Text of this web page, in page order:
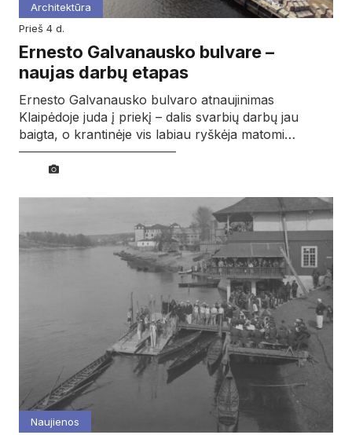
Architektūra
prieš 4 d.
Ernesto Galvanausko bulvare –
naujas darbų etapas
Ernesto Galvanausko bulvaro atnaujinimas
Klaipėdoje juda į priekį – dalis svarbių darbų jau
baigta, o krantinėje vis labiau ryškėja matomi…
Naujienos